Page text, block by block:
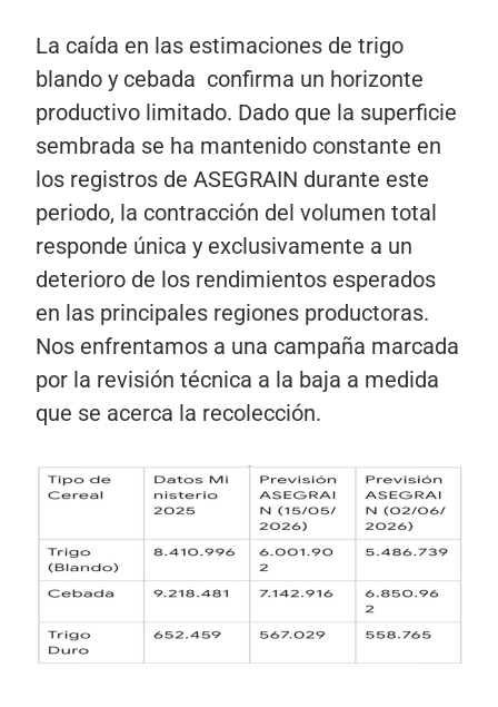
La caída en las estimaciones de trigo
blando y cebada confirma un horizonte
productivo limitado. Dado que la superficie
sembrada se ha mantenido constante en
los registros de ASEGRAIN durante este
periodo, la contracción del volumen total
responde única y exclusivamente a un
deterioro de los rendimientos esperados
en las principales regiones productoras.
Nos enfrentamos a una campaña marcada
por la revisión técnica a la baja a medida
que se acerca la recolección.